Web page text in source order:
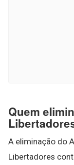
Quem
A eliminação do
Libertadores